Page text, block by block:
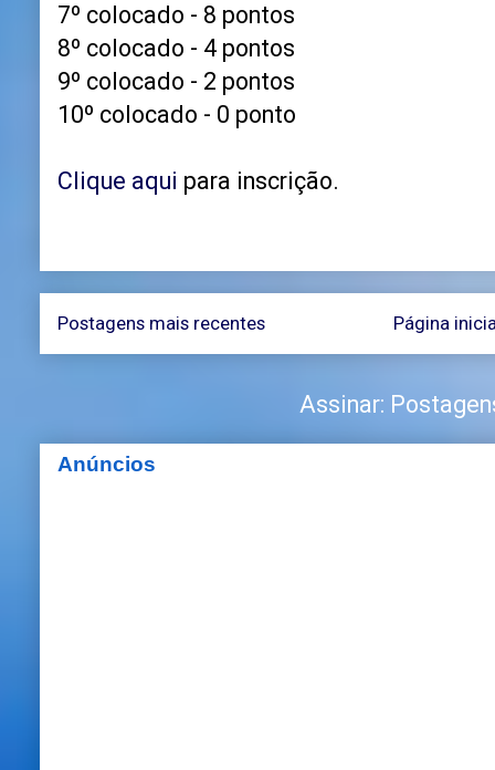
7º colocado - 8 pontos
8º colocado - 4 pontos
9º colocado - 2 pontos
10º colocado - 0 ponto
Clique aqui para inscrição.
Postagens mais recentes Página
Assinar:
Anúncios